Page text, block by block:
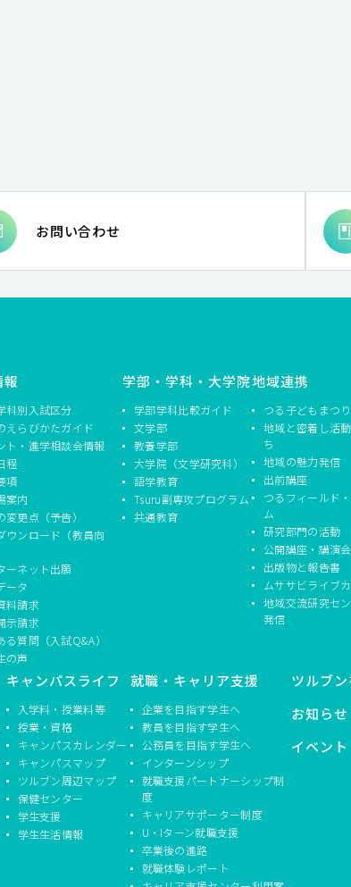
お問い合わせ
科別入試区分
えらびかたガイド
ト・進学相談会情報
程
項
案内
変更点（予告）
ウンロード（教員向
ーネット出願
ータ
料請求
示請求
る質問（入試Q&A）
の声
学部・学科・大学院
学部学科比較ガイド
文学部
教養学部
大学院（文学研究科）
語学教育
Tsuru副専攻プログラム
共通教育
地域連携
つる子どもまつり
地域と密着し活
ち
地域の魅力発信
出前講座
つるフィールド
ム
研究部門の活動
公開講座・講演
出版物と報告書
ムササビライブ
地域交流研究セ
発信
キャンパスライフ
入学料・授業料等
授業・資格
キャンパスカレンダー
キャンパスマップ
ツルブン周辺マップ
保健センター
学生支援
学生生活情報
就職・キャリア支援
企業を目指す学生へ
教員を目指す学生へ
公務員を目指す学生へ
インターンシップ
就職支援パートナーシップ制
度
キャリアサポーター制度
U・Iターン就職支援
卒業後の進路
就職体験レポート
ツルブ
お知らせ
イベント